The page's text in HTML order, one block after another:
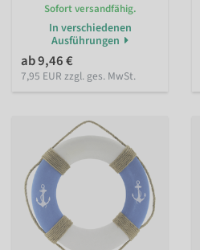
Sofort versandfähig.
In verschiedenen
Ausführungen
ab 9,46 €
7,95 EUR zzgl. ges. MwSt.